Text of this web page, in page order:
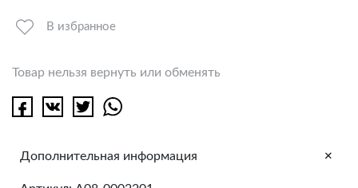
В избранное
Товар нельзя вернуть или обменять
Дополнительная информация +